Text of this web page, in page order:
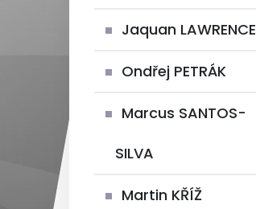
Jaquan LAWRENCE
Ondřej PETRÁK
Marcus SANTOS-
SILVA
Martin KŘÍŽ